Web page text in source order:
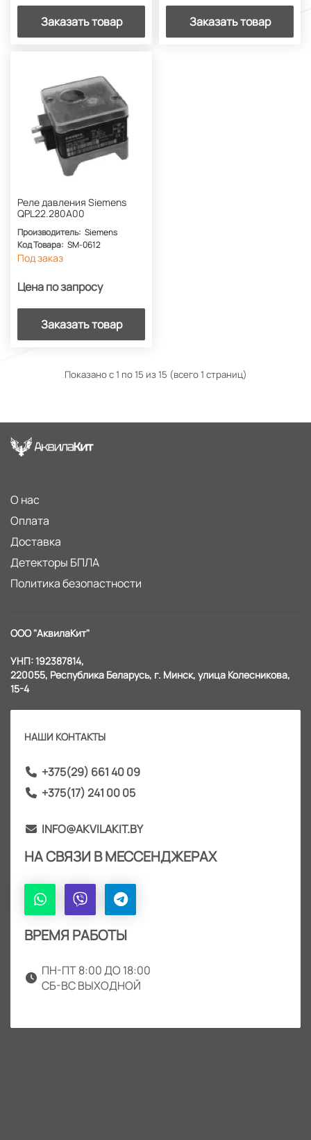
Заказать товар Заказать товар
Реле давления Siemens
QPL22.280A00
Производитель: Siemens
Код Товара: SM-0612
Под заказ
Цена по запросу
Заказать товар
Показано с 1 по 15 из 15 (всего 1 страниц)
О нас
Оплата
Доставка
Детекторы БПЛА
Политика безопастности
ООО "АквилаКит"
УНП: 192387814,
220055, Республика Беларусь, г. Минск, улица Колесникова,
15-4
НАШИ КОНТАКТЫ
+375(29) 661 40 09
+375(17) 241 00 05
INFO@AKVILAKIT.BY
НА СВЯЗИ В МЕССЕНДЖЕРАХ
ВРЕМЯ РАБОТЫ
ПН-ПТ 8:00 ДО 18:00
СБ-ВС ВЫХОДНОЙ